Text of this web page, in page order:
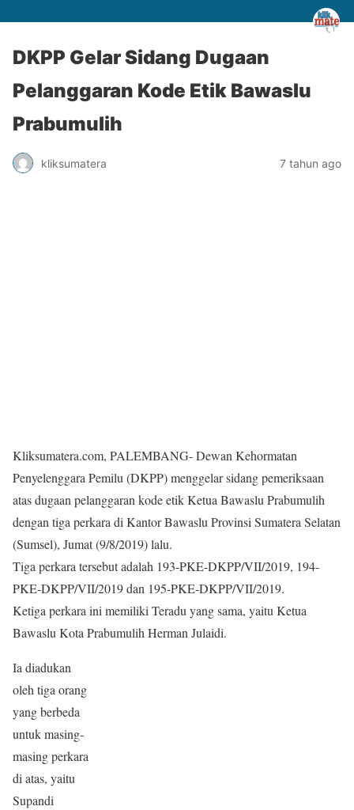
DKPP Gelar Sidang Dugaan
Pelanggaran Kode Etik Bawaslu
Prabumulih
kliksumatera 7 tahun ago
Kliksumatera.com, PALEMBANG- Dewan Kehormatan
Penyelenggara Pemilu (DKPP) menggelar sidang pemeriksaan
atas dugaan pelanggaran kode etik Ketua Bawaslu Prabumulih
dengan tiga perkara di Kantor Bawaslu Provinsi Sumatera Selatan
(Sumsel), Jumat (9/8/2019) lalu.
Tiga perkara tersebut adalah 193-PKE-DKPP/VII/2019, 194-
PKE-DKPP/VII/2019 dan 195-PKE-DKPP/VII/2019.
Ketiga perkara ini memiliki Teradu yang sama, yaitu Ketua
Bawaslu Kota Prabumulih Herman Julaidi.
Ia diadukan
oleh tiga orang
yang berbeda
untuk masing-
masing perkara
di atas, yaitu
Supandi